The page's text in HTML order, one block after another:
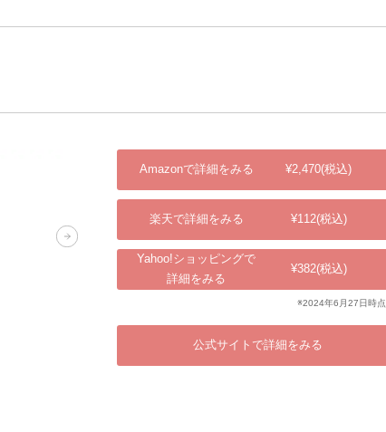
Amazonで詳細をみる ¥2,470(税込)
楽天で詳細をみる ¥112(税込)
Yahoo!ショッピングで
詳細をみる
¥382(税込)
※2024年6月27日時点
公式サイトで詳細をみる